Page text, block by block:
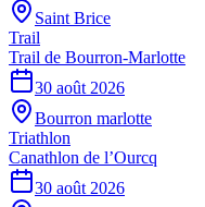
Saint Brice
Trail
Trail de Bourron-Marlotte
30 août 2026
Bourron marlotte
Triathlon
Canathlon de l’Ourcq
30 août 2026